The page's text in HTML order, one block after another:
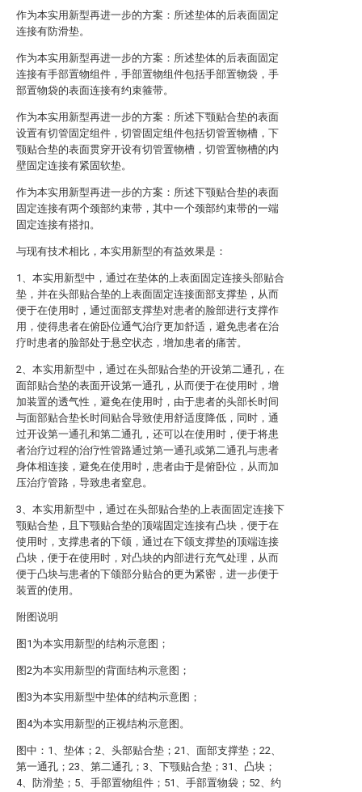
作为本实用新型再进一步的方案：所述垫体的后表面固定
连接有防滑垫。
作为本实用新型再进一步的方案：所述垫体的后表面固定
连接有手部置物组件，手部置物组件包括手部置物袋，手
部置物袋的表面连接有约束箍带。
作为本实用新型再进一步的方案：所述下颚贴合垫的表面
设置有切管固定组件，切管固定组件包括切管置物槽，下
颚贴合垫的表面贯穿开设有切管置物槽，切管置物槽的内
壁固定连接有紧固软垫。
作为本实用新型再进一步的方案：所述下颚贴合垫的表面
固定连接有两个颈部约束带，其中一个颈部约束带的一端
固定连接有搭扣。
与现有技术相比，本实用新型的有益效果是：
1、本实用新型中，通过在垫体的上表面固定连接头部贴合
垫，并在头部贴合垫的上表面固定连接面部支撑垫，从而
便于在使用时，通过面部支撑垫对患者的脸部进行支撑作
用，使得患者在俯卧位通气治疗更加舒适，避免患者在治
疗时患者的脸部处于悬空状态，增加患者的痛苦。
2、本实用新型中，通过在头部贴合垫的开设第二通孔，在
面部贴合垫的表面开设第一通孔，从而便于在使用时，增
加装置的透气性，避免在使用时，由于患者的头部长时间
与面部贴合垫长时间贴合导致使用舒适度降低，同时，通
过开设第一通孔和第二通孔，还可以在使用时，便于将患
者治疗过程的治疗性管路通过第一通孔或第二通孔与患者
身体相连接，避免在使用时，患者由于是俯卧位，从而加
压治疗管路，导致患者窒息。
3、本实用新型中，通过在头部贴合垫的上表面固定连接下
颚贴合垫，且下颚贴合垫的顶端固定连接有凸块，便于在
使用时，支撑患者的下颌，通过在下颌支撑垫的顶端连接
凸块，便于在使用时，对凸块的内部进行充气处理，从而
便于凸块与患者的下颌部分贴合的更为紧密，进一步便于
装置的使用。
附图说明
图1为本实用新型的结构示意图；
图2为本实用新型的背面结构示意图；
图3为本实用新型中垫体的结构示意图；
图4为本实用新型的正视结构示意图。
图中：1、垫体；2、头部贴合垫；21、面部支撑垫；22、
第一通孔；23、第二通孔；3、下颚贴合垫；31、凸块；
4、防滑垫；5、手部置物组件；51、手部置物袋；52、约